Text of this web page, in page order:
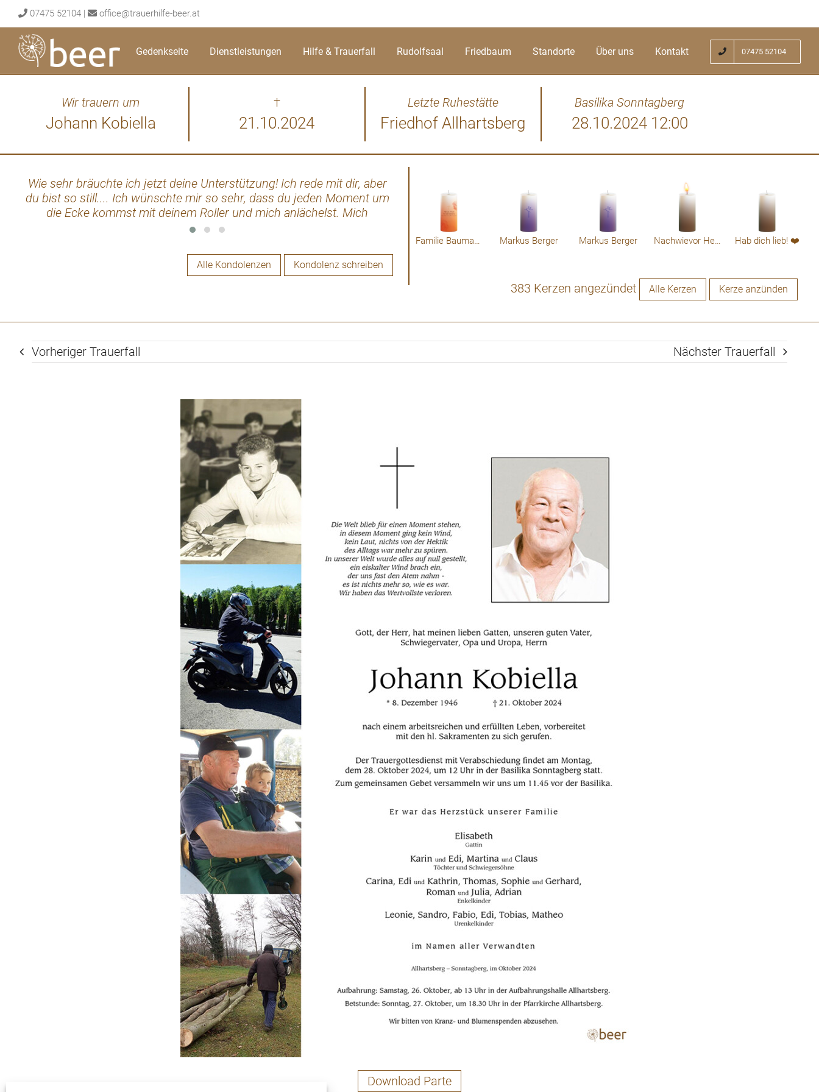
to
content
07475 52104 | office@trauerhilfe-beer.at
Gedenkseite Dienstleistungen Hilfe & Trauerfall Rudolfsaal Friedbaum Standorte Über uns Kontakt 07475 52104
Wir trauern um
Johann Kobiella
†
21.10.2024
Letzte Ruhestätte
Friedhof Allhartsberg
Basilika Sonntagberg
28.10.2024 12:00
Wie sehr bräuchte ich jetzt deine Unterstützung! Ich rede mit dir, aber
du bist so still.... Ich wünschte mir so sehr, dass du jeden Moment um
die Ecke kommst mit deinem Roller und mich anlächelst. Mich
umarmst und sagst, wir schaffen das! Dein Tod hat Wunden
Lieber Hans, leuchte für deine Familie als heller Stern vom Himmel.
Beschütze Sie und gib ihnen die Kraft die Trauer zu erleichtern. Dir
wünsche ich alles Liebe auf der letzten Reise. Ich werde dich in meinen
Gedanken behalten. Ein letztes Mal "pfiate Hans".
Alle Kondolenzen Kondolenz schreiben
Familie Baumann Markus Berger Markus Berger Nachwievor Herzschmerz! Hab dich lieb! ❤️
383 Kerzen angezündet Alle Kerzen Kerze anzünden
Vorheriger Trauerfall Nächster Trauerfall
Download Parte